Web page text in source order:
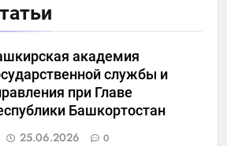
академия
службы и
при Главе
Башкортостан
25.06.2026
0